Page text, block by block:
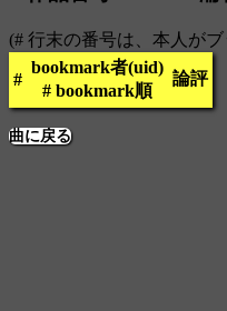
(# 行末の番号は、本人が
#
bookmark者(uid)
# bookmark順
論評
曲に戻る